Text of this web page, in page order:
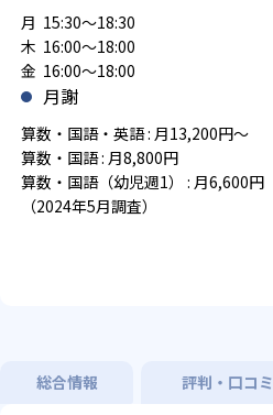
月 15:30～18:30
木 16:00～18:00
金 16:00～18:00
月謝
算数・国語・英語 : 月13,200円～
算数・国語 : 月8,800円
算数・国語（幼児週1） : 月6,600円
（2024年5月調査）
総合情報 評判・口コミ